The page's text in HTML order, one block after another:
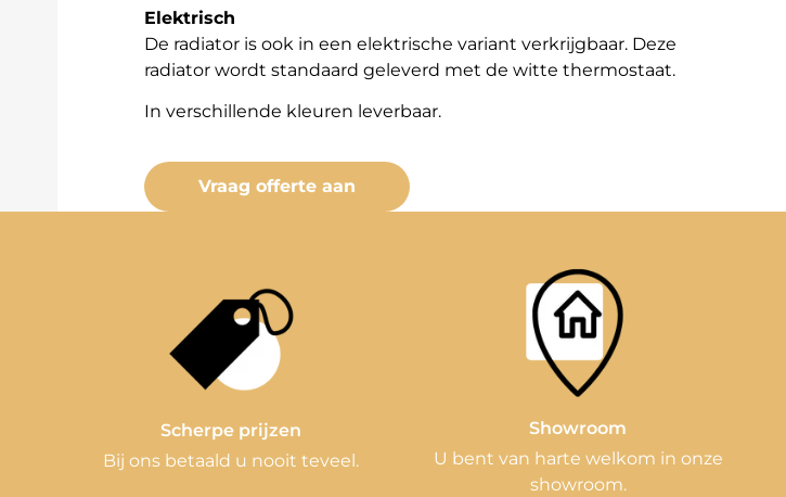
Elektrisch
De radiator is ook in een elektrische variant verkrijgbaar. Deze
radiator wordt standaard geleverd met de witte thermostaat.
In verschillende kleuren leverbaar.
Vraag offerte aan
Scherpe prijzen
Bij ons betaald u nooit teveel.
Showroom
U bent van harte welkom in onze
showroom.